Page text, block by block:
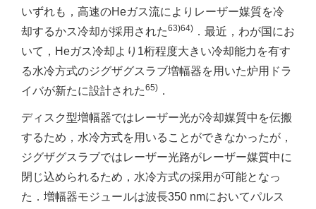
いずれも，高速のHeガス流によりレーザー媒質を冷
却するかス冷却が採用された63)64) ．最近，わが国にお
いて，Heガス冷却より1桁程度大きい冷却能力を有す
る水冷方式のジグザグスラブ増幅器を用いた炉用ドラ
イバが新たに設計された65) ．
ディスク型増幅器ではレーザー光が冷却媒質中を伝搬
するため，水冷方式を用いることができなかったが，
ジグザグスラブではレーザー光路がレーザー媒質中に
閉じ込められるため，水冷方式の採用が可能となっ
た．増幅器モジュールは波長350 nmにおいてパルス